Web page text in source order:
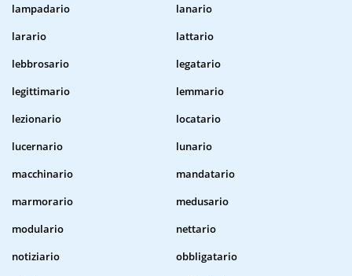
lampadario
lanario
larario
lattario
lebbrosario
legatario
legittimario
lemmario
lezionario
locatario
lucernario
lunario
macchinario
mandatario
marmorario
medusario
modulario
nettario
notiziario
obbligatario